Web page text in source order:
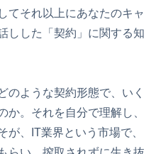
てそれ以上にあなたのキャ
しした「契約」に関する知
のような契約形態で、いく
か。それを自分で理解し、
が、IT業界という市場で、